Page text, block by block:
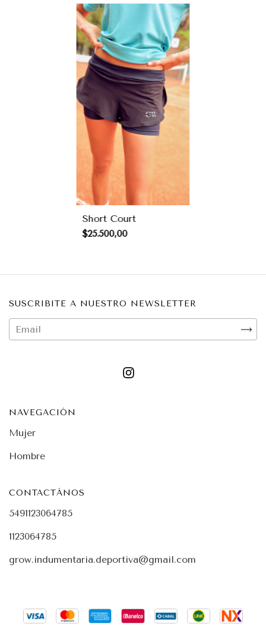
Short Court
$25.500,00
SUSCRIBITE A NUESTRO NEWSLETTER
NAVEGACIÓN
Mujer
Hombre
CONTACTÁNOS
5491123064785
1123064785
grow.indumentaria.deportiva@gmail.com